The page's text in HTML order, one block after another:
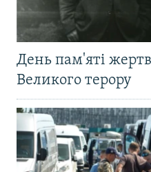
День пам'яті жертв
Великого терору